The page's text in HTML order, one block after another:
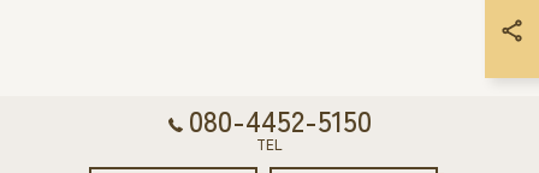
080-4452-5150
TEL